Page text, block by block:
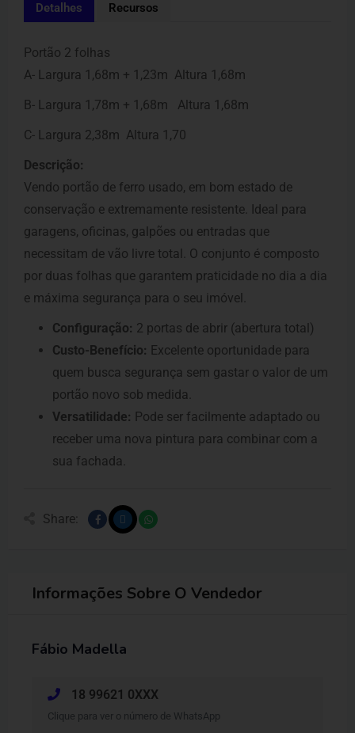
Detalhes Recursos
Portão 2 folhas
A- Largura 1,68m + 1,23m Altura 1,68m
B- Largura 1,78m + 1,68m Altura 1,68m
C- Largura 2,38m Altura 1,70
Descrição:
Vendo portão de ferro usado, em bom estado de
conservação e extremamente resistente. Ideal para
garagens, oficinas, galpões ou entradas que
necessitam de vão livre total. O conjunto é composto
por duas folhas que garantem praticidade no dia a dia
e máxima segurança para o seu imóvel.
Configuração: 2 portas de abrir (abertura total)
Custo-Benefício: Excelente oportunidade para
quem busca segurança sem gastar o valor de um
portão novo sob medida.
Versatilidade: Pode ser facilmente adaptado ou
receber uma nova pintura para combinar com a
sua fachada.
Share:
Informações Sobre O Vendedor
Fábio Madella
18 99621 0XXX
Clique para ver o número de WhatsApp